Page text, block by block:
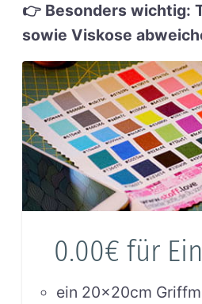
👉 Besonders wichtig:
sowie Viskose
0.00€ für
ein 20x20cm